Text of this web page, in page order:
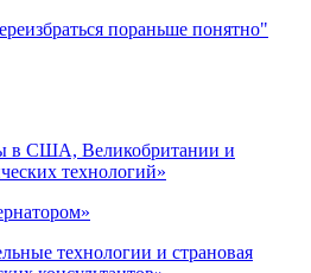
пораньше понятно"
в США, Великобритании и
технологий»
технологии и страновая